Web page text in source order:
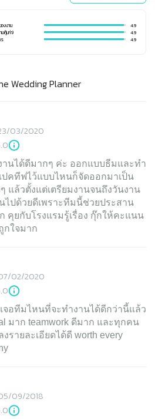
งงาน
4.9
มคุ้มค่า)
4.9
ร
4.9
Wedding Planner
03/2020
านได้ดีมากๆ ค่ะ ออกแบบธีมและทำ
ปคทีฟไว้แบบไหนก็จัดออกมาเป็น
แล้วตั้งแต่เตรียมงานจนถึงวันงาน
ไปด้วยดีเพราะทีมนี้ช่วยประสาน
คุยกับโรงแรมรู้เรื่อง กุ๊กให้คะแนน
กใจมาก
07/02/2020
จอทีมไหนที่จะทำงานได้ดีกว่านี้แล้ว
มาก teamwork ดีมาก และทุกคน
รายละเอียดได้ดี worth every
09/2018